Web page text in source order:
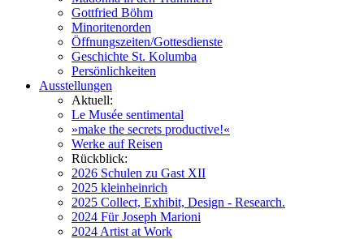
Gottfried Böhm
Minoritenorden
Öffnungszeiten/Gottesdienste
Geschichte St. Kolumba
Persönlichkeiten
Ausstellungen
Aktuell:
Le Musée sentimental
»make the secrets productive!«
Werke auf Reisen
Rückblick:
2026 Schulen zu Gast XII
2025 kleinheinrich
2025 Collect, Exhibit, Design - Research.
2024 Für Joseph Marioni
2024 Artist at Work